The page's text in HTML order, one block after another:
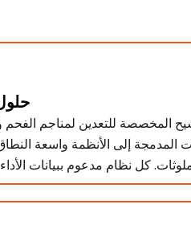
المخصصة للتعدين لمناجم الفحم
المدمجة إلى الأنظمة واسعة
كل نظام مدعوم ببيانات